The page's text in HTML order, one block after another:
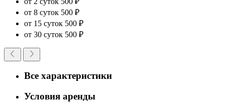
от 8 суток 500 ₽
от 15 суток 500 ₽
от 30 суток 500 ₽
Все характеристики
Условия аренды